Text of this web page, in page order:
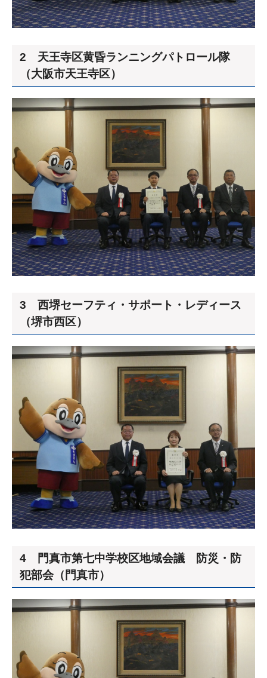
2 天王寺区黄昏ランニングパトロール隊
（大阪市天王寺区）
3 西堺セーフティ・サポート・レディース
（堺市西区）
4 門真市第七中学校区地域会議 防災・防
犯部会（門真市）